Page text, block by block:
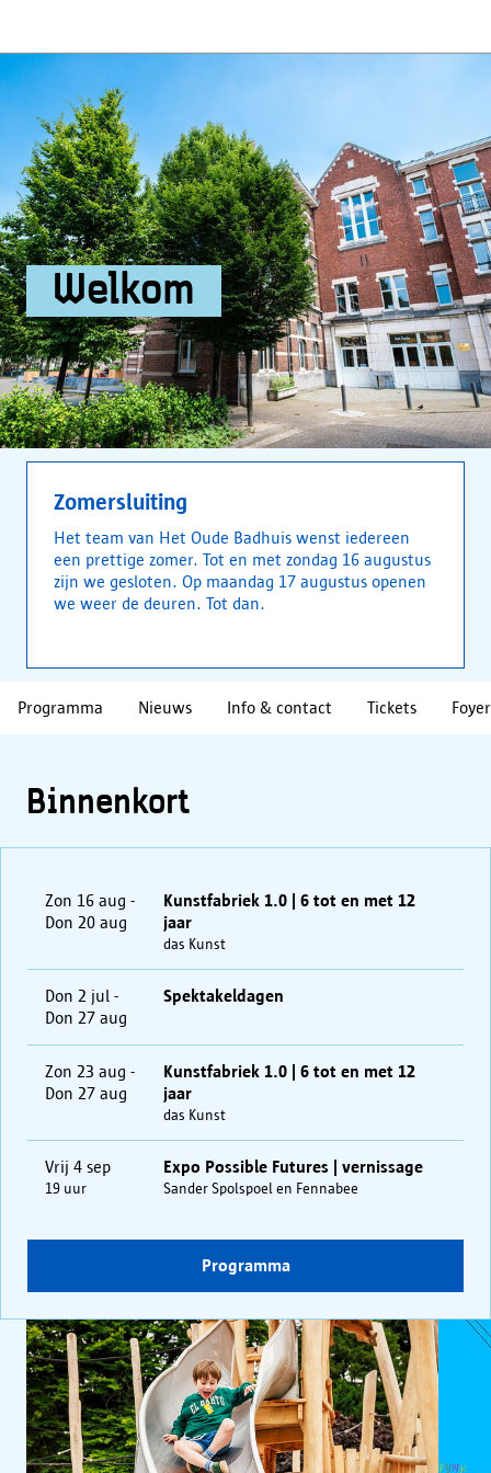
Welkom
Zomersluiting
Het team van Het Oude Badhuis wenst iedereen
een prettige zomer. Tot en met zondag 16 augustus
zijn we gesloten. Op maandag 17 augustus openen
we weer de deuren. Tot dan.
Programma Nieuws Info & contact Tickets Foyer
Binnenkort
Zon 16 aug -
Don 20 aug
Kunstfabriek 1.0 | 6 tot en met 12
jaar
das Kunst
Don 2 jul -
Don 27 aug
Spektakeldagen
Zon 23 aug -
Don 27 aug
Kunstfabriek 1.0 | 6 tot en met 12
jaar
das Kunst
Vrij 4 sep
19 uur
Expo Possible Futures | vernissage
Sander Spolspoel en Fennabee
Programma